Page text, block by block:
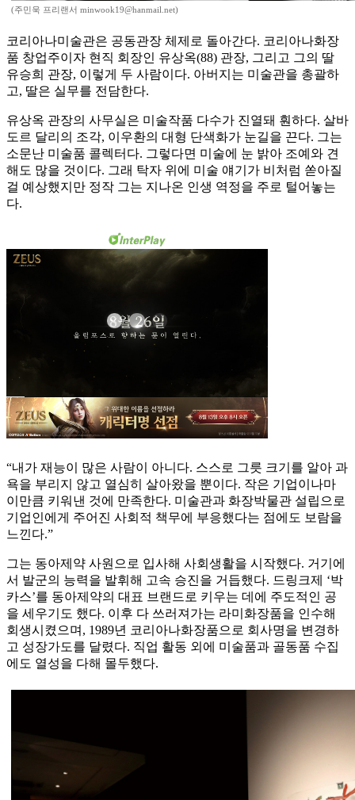
(주민욱 프리랜서 minwook19@hanmail.net)
코리아나미술관은 공동관장 체제로 돌아간다. 코리아나화장
품 창업주이자 현직 회장인 유상옥(88) 관장, 그리고 그의 딸
유승희 관장, 이렇게 두 사람이다. 아버지는 미술관을 총괄하
고, 딸은 실무를 전담한다.
유상옥 관장의 사무실은 미술작품 다수가 진열돼 훤하다. 살바
도르 달리의 조각, 이우환의 대형 단색화가 눈길을 끈다. 그는
소문난 미술품 콜렉터다. 그렇다면 미술에 눈 밝아 조예와 견
해도 많을 것이다. 그래 탁자 위에 미술 얘기가 비처럼 쏟아질
걸 예상했지만 정작 그는 지나온 인생 역정을 주로 털어놓는
다.
“내가 재능이 많은 사람이 아니다. 스스로 그릇 크기를 알아 과
욕을 부리지 않고 열심히 살아왔을 뿐이다. 작은 기업이나마
이만큼 키워낸 것에 만족한다. 미술관과 화장박물관 설립으로
기업인에게 주어진 사회적 책무에 부응했다는 점에도 보람을
느낀다.”
그는 동아제약 사원으로 입사해 사회생활을 시작했다. 거기에
서 발군의 능력을 발휘해 고속 승진을 거듭했다. 드링크제 ‘박
카스’를 동아제약의 대표 브랜드로 키우는 데에 주도적인 공
을 세우기도 했다. 이후 다 쓰러져가는 라미화장품을 인수해
회생시켰으며, 1989년 코리아나화장품으로 회사명을 변경하
고 성장가도를 달렸다. 직업 활동 외에 미술품과 골동품 수집
에도 열성을 다해 몰두했다.